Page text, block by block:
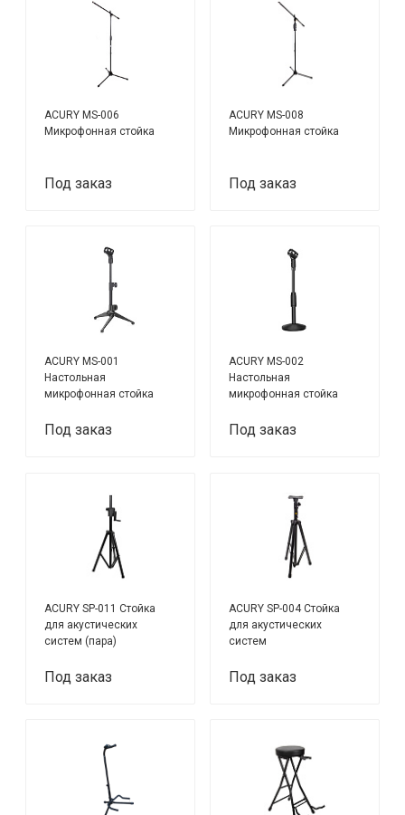
ACURY MS-006
Микрофонная стойка
Под заказ
ACURY MS-008
Микрофонная стойка
Под заказ
ACURY MS-001
Настольная
микрофонная стойка
Под заказ
ACURY MS-002
Настольная
микрофонная стойка
Под заказ
ACURY SP-011 Стойка
для акустических
систем (пара)
Под заказ
ACURY SP-004 Стойка
для акустических
систем
Под заказ